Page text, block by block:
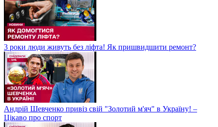
3 роки люди живуть без ліфта! Як пришвидшити ремонт?
Андрій Шевченко привіз свій "Золотий м'яч" в Україну! –
Цікаво про спорт